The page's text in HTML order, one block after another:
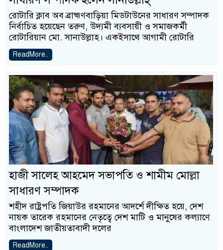
রোটারি ক্লাব অব ব্রাহ্মণবাড়িয়া মিডটাউনের সাধারণ সম্পাদক
নির্বাচিত হয়েছেন তরুণ, উদ্যমী ব্যবসায়ী ও সমাজকর্মী
রোটারিয়ান মো. সানাউল্লাহ। একইসাথে আগামী রোটারি
ReadMore..
হাজী সালেহ আহমেদ সভাপতি ও শামীম মোল্লা
সাধারণ সম্পাদক
শহীদ রাষ্ট্রপতি জিয়াউর রহমানের আদর্শে দীক্ষিত হয়ে, দেশ
নায়ক তারেক রহমানের নেতৃত্বে দেশ মাটি ও মানুষের কল্যাণে
বাংলাদেশ জাতীয়তাবাদী দলের
ReadMore..